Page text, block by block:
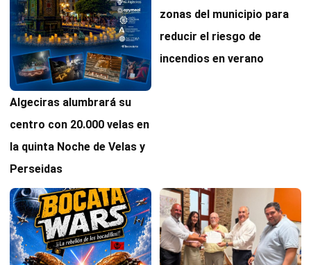
Algeciras alumbrará su
centro con 20.000 velas en
la quinta Noche de Velas y
Perseidas
zonas del municipio para
reducir el riesgo de
incendios en verano